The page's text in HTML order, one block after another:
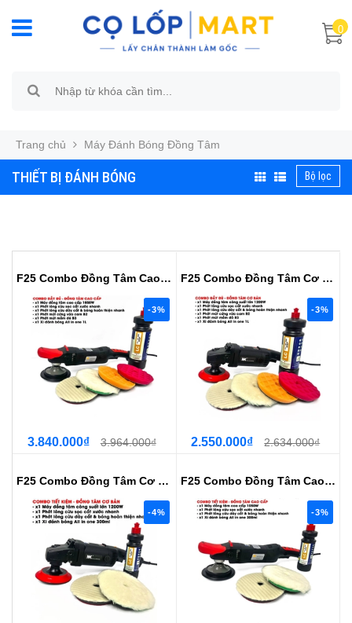
0
Trang chủ Máy Đánh Bóng Đồng Tâm
THIẾT BỊ ĐÁNH BÓNG Bộ lọc
F25 Combo Đồng Tâm Cao Cấp - Đầy Đủ
-3%
3.840.000₫ 3.964.000₫
F25 Combo Đồng Tâm Cơ Bản - Đầy Đủ
-3%
2.550.000₫ 2.634.000₫
F25 Combo Đồng Tâm Cơ Bản - Tiết...
-4%
F25 Combo Đồng Tâm Cao Cấp - Tiế...
-3%